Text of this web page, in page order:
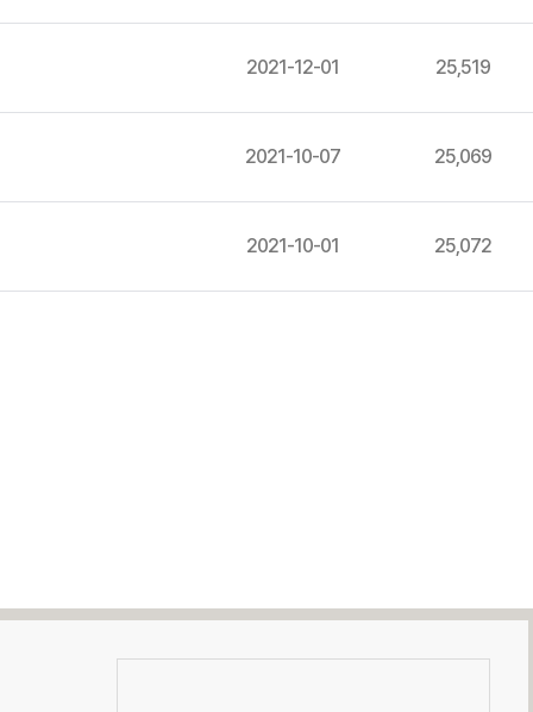
2021-12-01 25,519
2021-10-07 25,069
2021-10-01 25,072